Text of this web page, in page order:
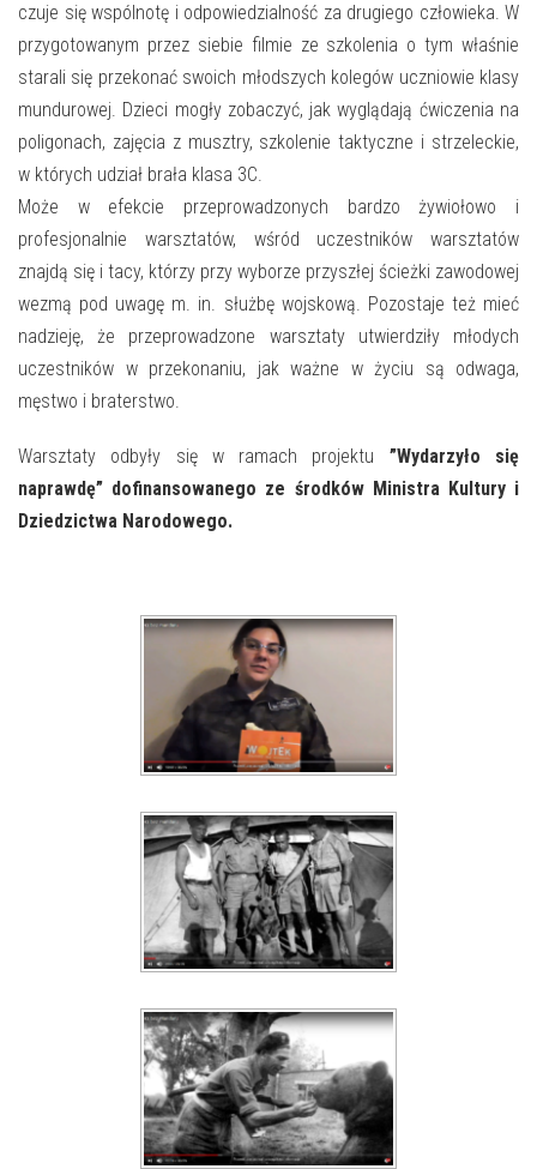
czuje się wspólnotę i odpowiedzialność za drugiego człowieka. W
przygotowanym przez siebie filmie ze szkolenia o tym właśnie
starali się przekonać swoich młodszych kolegów uczniowie klasy
mundurowej. Dzieci mogły zobaczyć, jak wyglądają ćwiczenia na
poligonach, zajęcia z musztry, szkolenie taktyczne i strzeleckie,
w których udział brała klasa 3C.
Może w efekcie przeprowadzonych bardzo żywiołowo i
profesjonalnie warsztatów, wśród uczestników warsztatów
znajdą się i tacy, którzy przy wyborze przyszłej ścieżki zawodowej
wezmą pod uwagę m. in. służbę wojskową. Pozostaje też mieć
nadzieję, że przeprowadzone warsztaty utwierdziły młodych
uczestników w przekonaniu, jak ważne w życiu są odwaga,
męstwo i braterstwo.
Warsztaty odbyły się w ramach projektu ”Wydarzyło się
naprawdę” dofinansowanego ze środków Ministra Kultury i
Dziedzictwa Narodowego.